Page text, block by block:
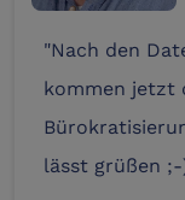
"Nach den
kommen jetzt
lässt grüßen